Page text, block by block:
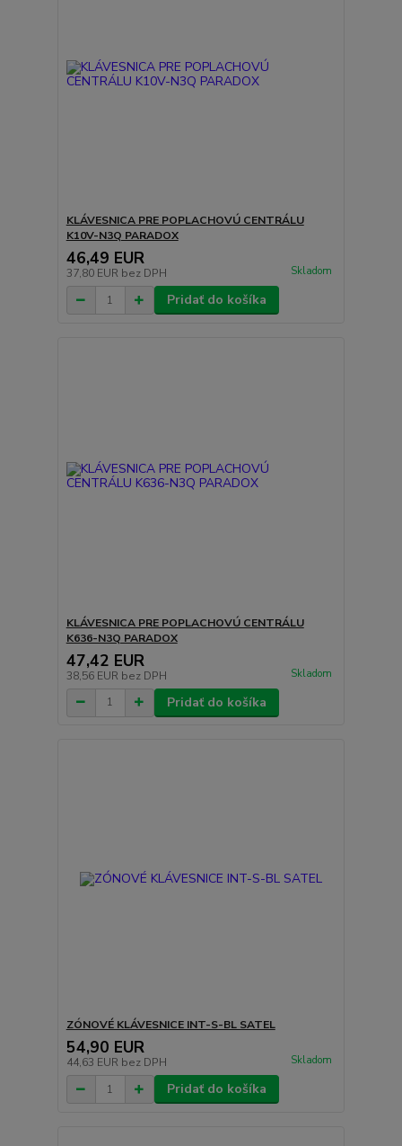
KLÁVESNICA PRE POPLACHOVÚ CENTRÁLU
K10V-N3Q PARADOX
46,49 EUR
37,80 EUR bez DPH Skladom
Pridať do košíka
KLÁVESNICA PRE POPLACHOVÚ CENTRÁLU
K636-N3Q PARADOX
47,42 EUR
38,56 EUR bez DPH Skladom
Pridať do košíka
ZÓNOVÉ KLÁVESNICE INT-S-BL SATEL
54,90 EUR
44,63 EUR bez DPH Skladom
Pridať do košíka